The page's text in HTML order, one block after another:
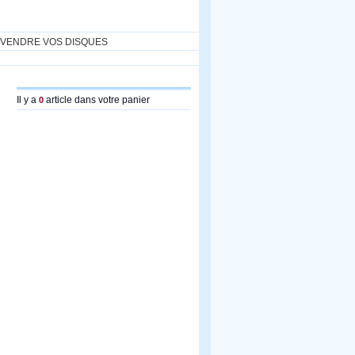
VENDRE VOS DISQUES
Il y a 0 article dans votre panier